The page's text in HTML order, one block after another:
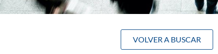
VOLVER A BUSCAR